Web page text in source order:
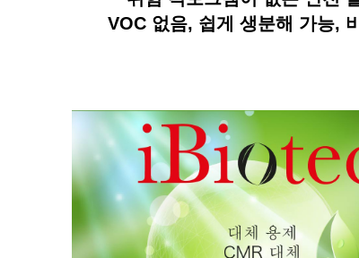
VOC 없음, 쉽게 생분해 가능,